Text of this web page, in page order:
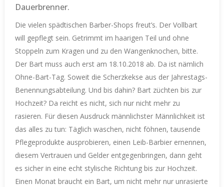
Dauerbrenner.
Die vielen spädtischen Barber-Shops freut’s. Der Vollbart
will gepflegt sein. Getrimmt im haarigen Teil und ohne
Stoppeln zum Kragen und zu den Wangenknochen, bitte.
Der Bart muss auch erst am 18.10.2018 ab. Da ist nämlich
Ohne-Bart-Tag. Soweit die Scherzkekse aus der Jahrestags-
Benennungsabteilung. Und bis dahin? Bart züchten bis zur
Hochzeit? Da reicht es nicht, sich nur nicht mehr zu
rasieren. Für diesen Ausdruck männlichster Männlichkeit ist
das alles zu tun: Täglich waschen, nicht föhnen, tausende
Pflegeprodukte ausprobieren, einen Leib-Barbier ernennen,
diesem Vertrauen und Gelder entgegenbringen, dann geht
es sicher in eine echt stylische Richtung bis zur Hochzeit.
Einen Monat braucht ein Bart, um nicht mehr nur unrasierte